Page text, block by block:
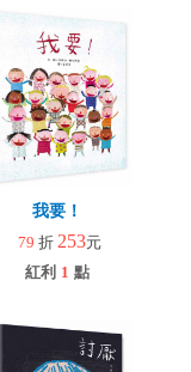
我要！
79 折 253元
紅利 1 點